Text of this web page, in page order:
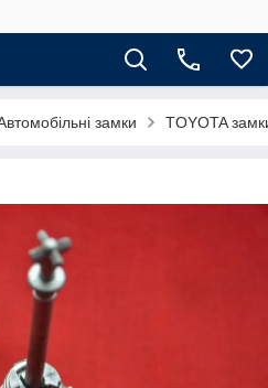
замки TOYOTA